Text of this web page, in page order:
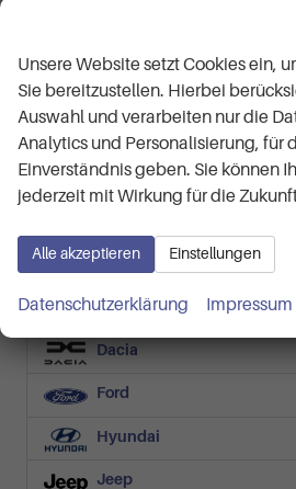
Verbrauch kombiniert:5,80 l/
CO2-Klasse:D
CO 2-Emissionen:130,00 g/km
Fahrzeugnr.
BMW
Cupra
Dacia
Ford
Hyundai
Jeep
Unsere Website setzt Cookies ein,
Sie bereitzustellen. Hierbei
Auswahl und verarbeiten nur die
Analytics und Personalisierung, für
Einverständnis geben. Sie können
jederzeit mit Wirkung für die
Alle akzeptieren Einstellungen
Datenschutzerklärung Impressum